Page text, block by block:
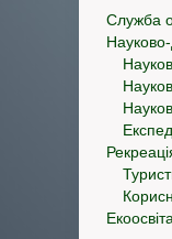
Служба
Екоосвіта